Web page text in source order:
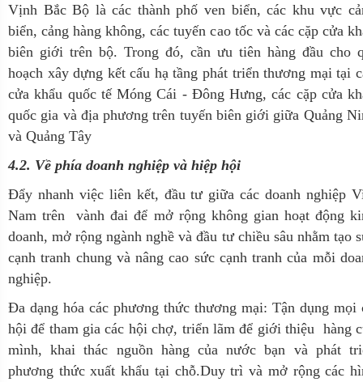
Vịnh Bắc Bộ là các thành phố ven biển, các khu vực
biển, cảng hàng không, các tuyến cao tốc và các cặp cửa
biên giới trên bộ. Trong đó, cần ưu tiên hàng đầu cho
hoạch xây dựng kết cấu hạ tầng phát triển thương mại tại
cửa khẩu quốc tế Móng Cái - Đông Hưng, các cặp cửa
quốc gia và địa phương trên tuyến biên giới giữa Quảng
và Quảng Tây
4.2. Về phía doanh nghiệp và hiệp hội
Đẩy nhanh việc liên kết, đầu tư giữa các doanh nghiệp
Nam trên vành đai để mở rộng không gian hoạt động
doanh, mở rộng ngành nghề và đầu tư chiều sâu nhằm tạo
cạnh tranh chung và nâng cao sức cạnh tranh của mỗi
nghiệp.
Đa dạng hóa các phương thức thương mại: Tận dụng mọi
hội để tham gia các hội chợ, triển lãm để giới thiệu hàng
mình, khai thác nguồn hàng của nước bạn và phát
phương thức xuất khẩu tại chỗ.Duy trì và mở rộng các